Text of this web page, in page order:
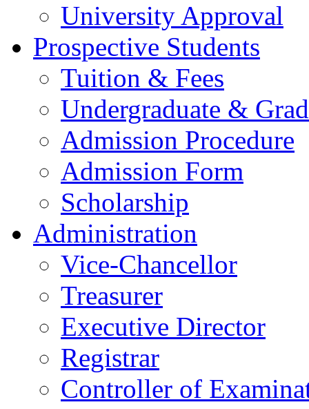
University Approval
Prospective Students
Tuition & Fees
Undergraduate &
Admission Procedure
Admission Form
Scholarship
Administration
Vice-Chancellor
Treasurer
Executive Director
Registrar
Controller of